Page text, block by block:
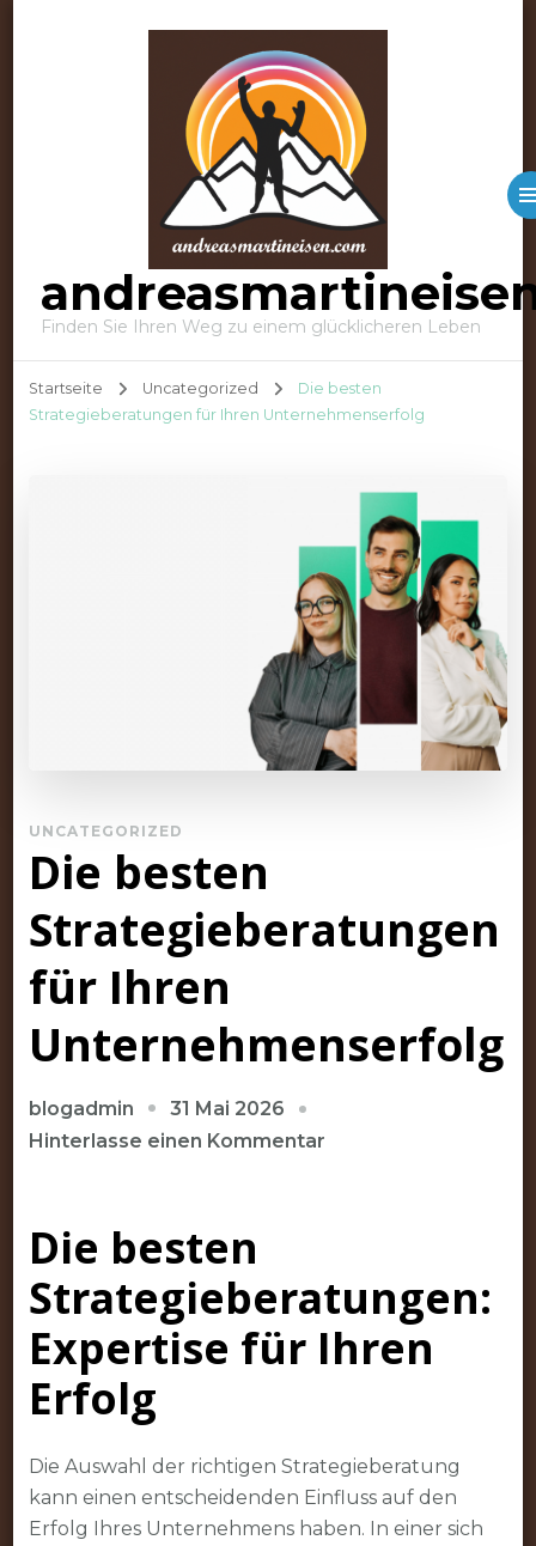
Finden Sie Ihren Weg zu einem glücklicheren Leben
Startseite Uncategorized
Die besten
Strategieberatungen für Ihren Unternehmenserfolg
UNCATEGORIZED
Die besten
Strategieberatungen
für Ihren
Unternehmenserfolg
blogadmin
31 Mai 2026
Hinterlasse einen Kommentarzu
Ihren
Unternehmenserfolg
Die besten
Strategieberatungen:
Expertise für Ihren
Erfolg
Die Auswahl der richtigen Strategieberatung
kann einen entscheidenden Einfluss auf den
Erfolg Ihres Unternehmens haben. In einer sich